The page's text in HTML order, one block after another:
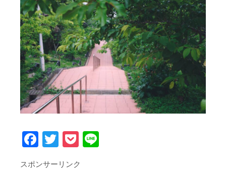
Facebook
Twitter
Pocket
スポンサーリンク